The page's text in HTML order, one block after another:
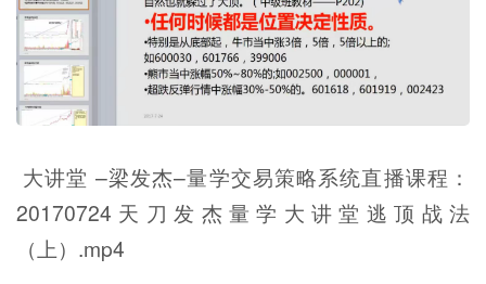
大讲堂 –梁发杰–量学交易策略系统直播课程：
20170724天刀发杰量学大讲堂逃顶战法
（上）.mp4